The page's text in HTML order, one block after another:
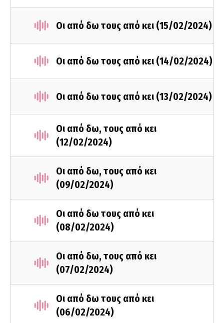
Οι από δω τους από κει (15/02/2024)
Οι από δω τους από κει (14/02/2024)
Οι από δω τους από κει (13/02/2024)
Οι από δω, τους από κει
(12/02/2024)
Οι από δω, τους από κει
(09/02/2024)
Οι από δω τους από κει
(08/02/2024)
Οι από δω, τους από κει
(07/02/2024)
Οι από δω τους από κει
(06/02/2024)